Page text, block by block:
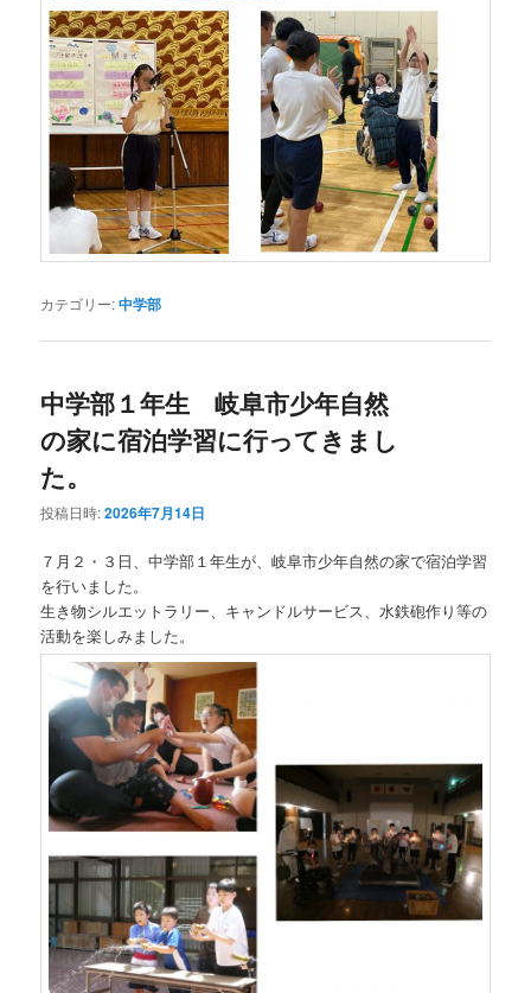
カテゴリー:中学部
中学部１年生 岐阜市少年自然
の家に宿泊学習に行ってきまし
た。
投稿日時:2026年7月14日
７月２・３日、中学部１年生が、岐阜市少年自然の家で宿泊学習
を行いました。
生き物シルエットラリー、キャンドルサービス、水鉄砲作り等の
活動を楽しみました。